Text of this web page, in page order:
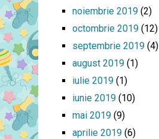
noiembrie 2019(2)
octombrie 2019(12)
septembrie 2019(4)
august 2019(1)
iulie 2019(1)
iunie 2019(10)
mai 2019(9)
aprilie 2019(6)